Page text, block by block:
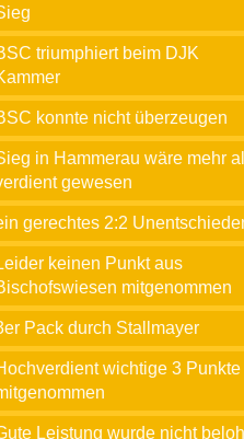
triumphiert beim DJK
konnte nicht überzeugen
in Hammerau wäre mehr
gewesen
gerechtes 2:2
keinen Punkt aus
mitgenommen
Pack durch Stallmayer
wichtige 3 Punkte
Leistung wurde nicht